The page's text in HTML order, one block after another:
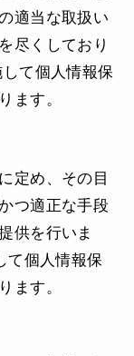
適当な取扱い
尽くしており
て個人情報保
ます。
定め、その目
つ適正な手段
供を行いま
て個人情報保
ます。